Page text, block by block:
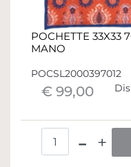
POCHETTE 33X33
MANO
POCSL2000397012
€ 99,00